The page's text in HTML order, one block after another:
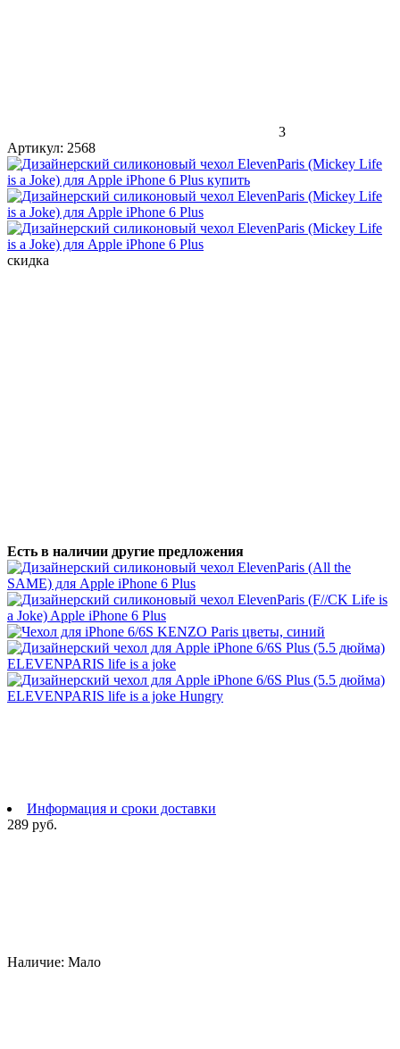
3
Артикул: 2568
скидка
Есть в наличии другие предложения
Информация и сроки доставки
289 руб.
Наличие: Мало